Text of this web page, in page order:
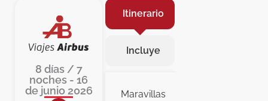
8 días / 7
noches - 16
de junio 2026
Itinerario
Incluye
Maravillas